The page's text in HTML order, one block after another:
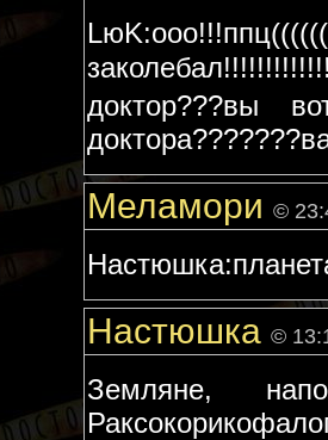
доктор???вы
Меламори ©
Настюшка ©
Земляне,